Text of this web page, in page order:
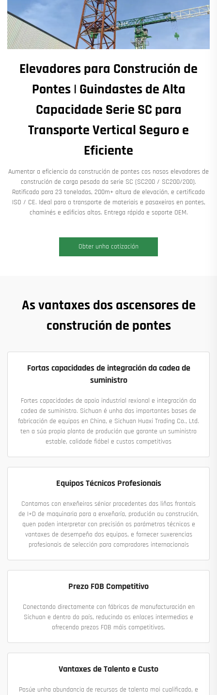
Elevadores para Construción de
Pontes | Guindastes de Alta
Capacidade Serie SC para
Transporte Vertical Seguro e
Eficiente
Aumentar a eficiencia da construción de pontes cos nosos elevadores de
construción de carga pesada da serie SC (SC200 / SC200/200).
Ratificado para 23 toneladas, 200m+ altura de elevación, e certificado
ISO / CE. Ideal para o transporte de materiais e pasaxeiros en pontes,
chaminés e edificios altos. Entrega rápida e soporte OEM.
Obter unha cotización
As vantaxes dos ascensores de
construción de pontes
Fortas capacidades de integración da cadea de
suministro
Fortes capacidades de apoio industrial rexional e integración da
cadea de suministro. Sichuan é unha das importantes bases de
fabricación de equipos en China, e Sichuan Huaxi Trading Co., Ltd.
ten a súa propia planta de produción que garante un suministro
estable, calidade fiábel e custos competitivos
Equipos Técnicos Profesionais
Contamos con enxeñeiros sénior procedentes das liñas frontais
de I+D de maquinaria para a enxeñaría, produción ou construción,
quen poden interpretar con precisión os parámetros técnicos e
vantaxes de desempeño dos equipos, e fornecer suxerencias
profesionais de selección para compradores internacionais
Prezo FOB Competitivo
Conectando directamente con fábricas de manufacturación en
Sichuan e dentro do país, reducindo os enlaces intermedios e
ofrecendo prezos FOB máis competitivos.
Vantaxes de Talento e Custo
Posúe unha abundancia de recursos de talento moi cualificado, e